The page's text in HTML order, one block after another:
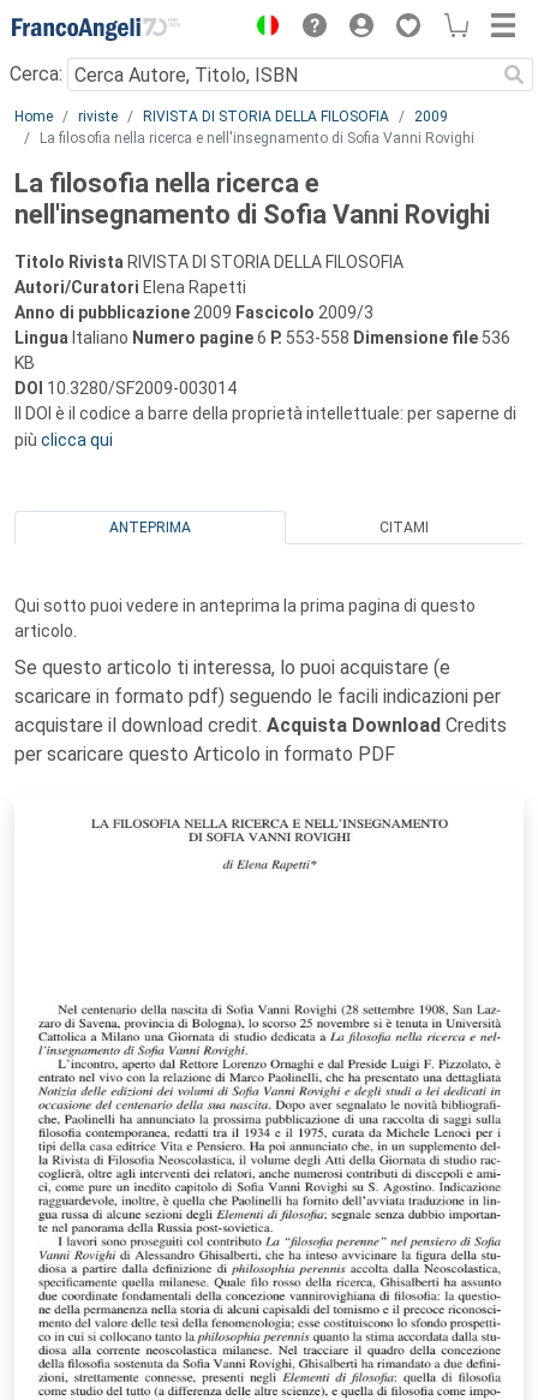
Menu
Cerca:
Main content
Home riviste RIVISTA DI STORIA DELLA FILOSOFIA
2009
La filosofia nella ricerca e nell'insegnamento di Sofia Vanni Rovighi
La filosofia nella ricerca e
nell'insegnamento di Sofia Vanni Rovighi
Titolo Rivista RIVISTA DI STORIA DELLA FILOSOFIA
Autori/Curatori Elena Rapetti
Anno di pubblicazione 2009 Fascicolo 2009/3
Lingua Italiano Numero pagine6 P. 553-558 Dimensione file 536
KB
DOI 10.3280/SF2009-003014
Il DOI è il codice a barre della proprietà intellettuale: per saperne di
più clicca qui
ANTEPRIMA CITAMI
Qui sotto puoi vedere in anteprima la prima pagina di questo
articolo.
Se questo articolo ti interessa, lo puoi acquistare (e
scaricare in formato pdf) seguendo le facili indicazioni per
acquistare il download credit. Acquista Download Credits
per scaricare questo Articolo in formato PDF